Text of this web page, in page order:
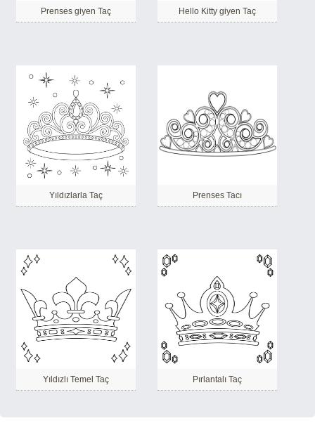
Prenses giyen Taç Hello Kitty giyen Taç
Yıldızlarla Taç Prenses Tacı
Yıldızlı Temel Taç Pırlantalı Taç